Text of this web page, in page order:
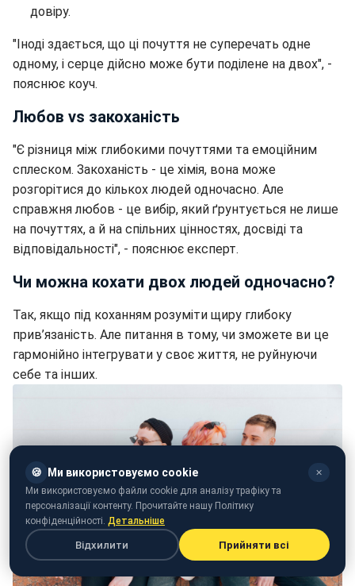
довіру.
"Іноді здається, що ці почуття не суперечать одне
одному, і серце дійсно може бути поділене на двох", -
пояснює коуч.
Любов vs закоханість
"Є різниця між глибокими почуттями та емоційним
сплеском. Закоханість - це хімія, вона може
розгорітися до кількох людей одночасно. Але
справжня любов - це вибір, який ґрунтується не лише
на почуттях, а й на спільних цінностях, досвіді та
відповідальності", - пояснює експерт.
Чи можна кохати двох людей одночасно?
Так, якщо під коханням розуміти щиру глибоку
прив’язаність. Але питання в тому, чи зможете ви це
гармонійно інтегрувати у своє життя, не руйнуючи
себе та інших.
🍪 Ми використовуємо cookie ✕
Ми використовуємо файли cookie для аналізу трафіку та
персоналізації контенту. Прочитайте нашу Політику
конфіденційності. Детальніше
Відхилити Прийняти всі